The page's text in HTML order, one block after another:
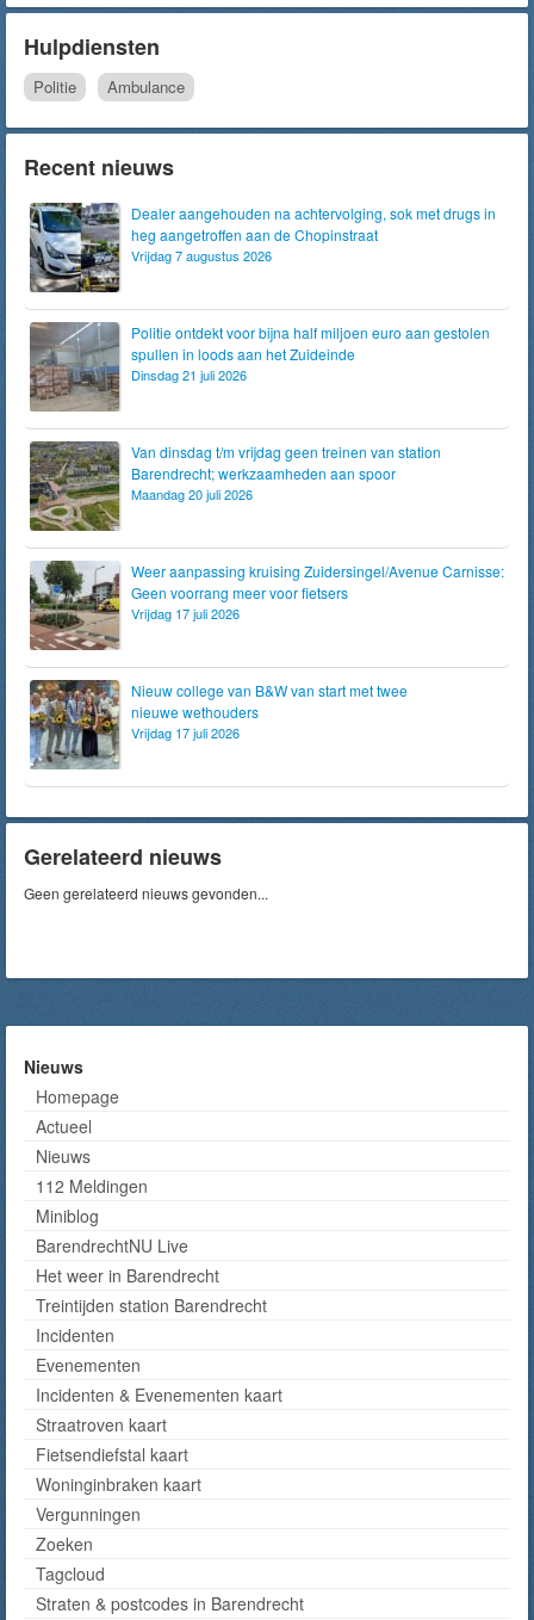
Hulpdiensten
Politie Ambulance
Recent nieuws
Dealer aangehouden na achtervolging, sok met drugs in
heg aangetroffen aan de Chopinstraat
Vrijdag 7 augustus 2026
Politie ontdekt voor bijna half miljoen euro aan gestolen
spullen in loods aan het Zuideinde
Dinsdag 21 juli 2026
Van dinsdag t/m vrijdag geen treinen van station
Barendrecht; werkzaamheden aan spoor
Maandag 20 juli 2026
Weer aanpassing kruising Zuidersingel/Avenue Carnisse:
Geen voorrang meer voor fietsers
Vrijdag 17 juli 2026
Nieuw college van B&W van start met twee
nieuwe wethouders
Vrijdag 17 juli 2026
Gerelateerd nieuws
Geen gerelateerd nieuws gevonden...
Nieuws
Homepage
Actueel
Nieuws
112 Meldingen
Miniblog
BarendrechtNU Live
Het weer in Barendrecht
Treintijden station Barendrecht
Incidenten
Evenementen
Incidenten & Evenementen kaart
Straatroven kaart
Fietsendiefstal kaart
Woninginbraken kaart
Vergunningen
Zoeken
Tagcloud
Straten & postcodes in Barendrecht